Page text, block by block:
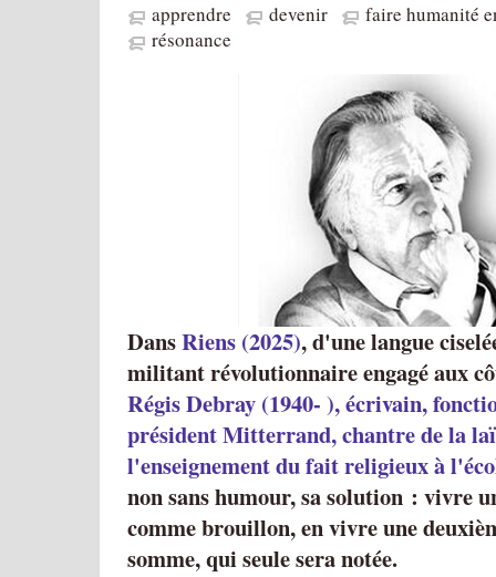
apprendre devenir
faire humanité
résonance
DansRiens (2025), d'une langue
militant révolutionnaire engagé aux
Régis Debray (1940- ), écrivain,
président Mitterrand, chantre de la
l'enseignement du fait religieux à
non sans humour, sa solution : vivre
comme brouillon, en vivre une
somme, qui seule sera notée.